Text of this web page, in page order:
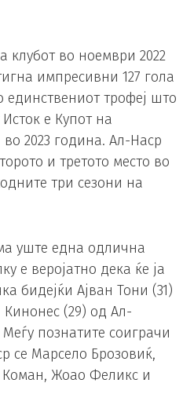
клубот во ноември 2022
импресивни 127 гола
единствениот трофеј што
е Купот на
2023 година. Ал-Наср
и третото место во
три сезони на
уште една одлична
е веројатно дека ќе ја
бидејќи Ајван Тони (31)
(29) од Ал-
познатите соиграчи
се Марсело Брозовиќ,
Жоао Феликс и